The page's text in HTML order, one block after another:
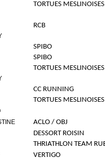
TORTUES MESLINOISES
RCB
SPIBO
SPIBO
TORTUES MESLINOISES
CC RUNNING
TORTUES MESLINOISES
ACLO / OBJ
DESSORT ROISIN
THRIATHLON TEAM
VERTIGO